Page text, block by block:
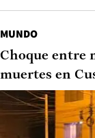
MUNDO
Choque entre
muertes en